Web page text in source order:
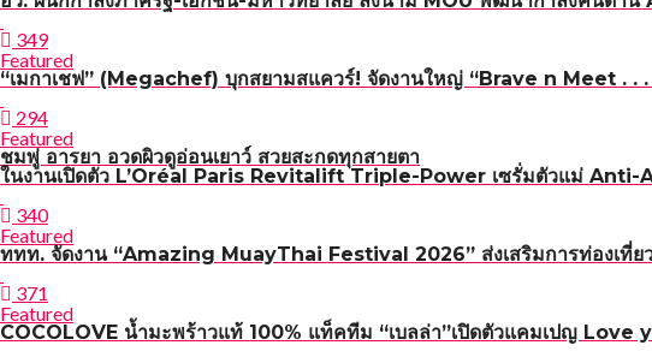
349
Featured
“เมกาเชฟ” (Megachef) บุกสยามสแควร์! จัดงานใหญ่ “Brave n Meet . . .
294
Featured
ชมพู่ อารยา อวดผิวดูอ่อนเยาว์ สวยสะกดทุกสายตา
ในงานเปิดตัว L’Oréal Paris Revitalift Triple-Power เซรั่มตัวแม่ Anti-
340
Featured
ททท. จัดงาน “Amazing MuayThai Festival 2026” ส่งเสริมการท่องเที่
371
Featured
COCOLOVE น้ำมะพร้าวแท้ 100% แท็คทีม “เบลล่า”เปิดตัวแคมเปญ